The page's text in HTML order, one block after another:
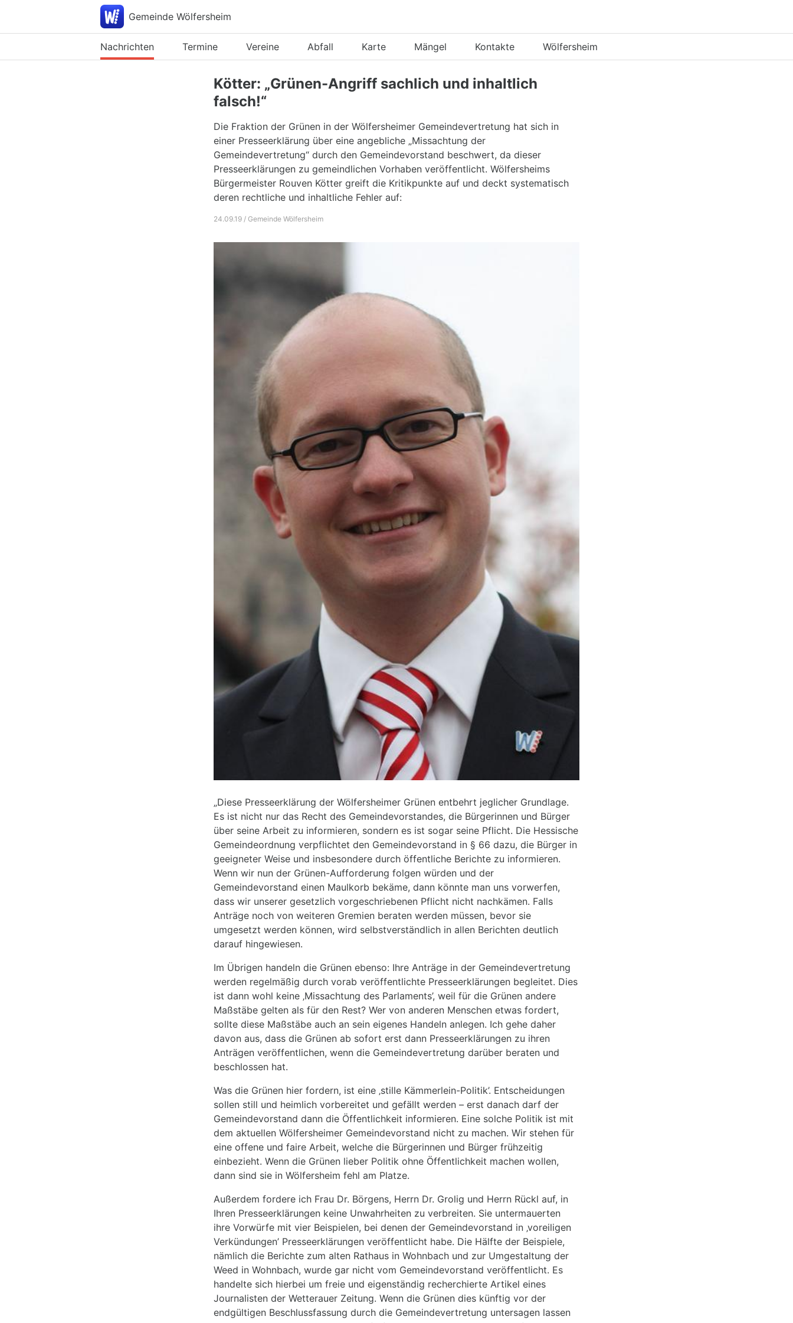
Gemeinde Wölfersheim
Nachrichten Termine Vereine Abfall Karte Mängel Kontakte Wölfersheim
Kötter: „Grünen-Angriff sachlich und inhaltlich
falsch!“
Die Fraktion der Grünen in der Wölfersheimer Gemeindevertretung hat sich in
einer Presseerklärung über eine angebliche „Missachtung der
Gemeindevertretung“ durch den Gemeindevorstand beschwert, da dieser
Presseerklärungen zu gemeindlichen Vorhaben veröffentlicht. Wölfersheims
Bürgermeister Rouven Kötter greift die Kritikpunkte auf und deckt systematisch
deren rechtliche und inhaltliche Fehler auf:
24.09.19 / Gemeinde Wölfersheim
„Diese Presseerklärung der Wölfersheimer Grünen entbehrt jeglicher Grundlage.
Es ist nicht nur das Recht des Gemeindevorstandes, die Bürgerinnen und Bürger
über seine Arbeit zu informieren, sondern es ist sogar seine Pflicht. Die Hessische
Gemeindeordnung verpflichtet den Gemeindevorstand in § 66 dazu, die Bürger in
geeigneter Weise und insbesondere durch öffentliche Berichte zu informieren.
Wenn wir nun der Grünen-Aufforderung folgen würden und der
Gemeindevorstand einen Maulkorb bekäme, dann könnte man uns vorwerfen,
dass wir unserer gesetzlich vorgeschriebenen Pflicht nicht nachkämen. Falls
Anträge noch von weiteren Gremien beraten werden müssen, bevor sie
umgesetzt werden können, wird selbstverständlich in allen Berichten deutlich
darauf hingewiesen.
Im Übrigen handeln die Grünen ebenso: Ihre Anträge in der Gemeindevertretung
werden regelmäßig durch vorab veröffentlichte Presseerklärungen begleitet. Dies
ist dann wohl keine ‚Missachtung des Parlaments’, weil für die Grünen andere
Maßstäbe gelten als für den Rest? Wer von anderen Menschen etwas fordert,
sollte diese Maßstäbe auch an sein eigenes Handeln anlegen. Ich gehe daher
davon aus, dass die Grünen ab sofort erst dann Presseerklärungen zu ihren
Anträgen veröffentlichen, wenn die Gemeindevertretung darüber beraten und
beschlossen hat.
Was die Grünen hier fordern, ist eine ‚stille Kämmerlein-Politik’. Entscheidungen
sollen still und heimlich vorbereitet und gefällt werden – erst danach darf der
Gemeindevorstand dann die Öffentlichkeit informieren. Eine solche Politik ist mit
dem aktuellen Wölfersheimer Gemeindevorstand nicht zu machen. Wir stehen für
eine offene und faire Arbeit, welche die Bürgerinnen und Bürger frühzeitig
einbezieht. Wenn die Grünen lieber Politik ohne Öffentlichkeit machen wollen,
dann sind sie in Wölfersheim fehl am Platze.
Außerdem fordere ich Frau Dr. Börgens, Herrn Dr. Grolig und Herrn Rückl auf, in
Ihren Presseerklärungen keine Unwahrheiten zu verbreiten. Sie untermauerten
ihre Vorwürfe mit vier Beispielen, bei denen der Gemeindevorstand in ‚voreiligen
Verkündungen’ Presseerklärungen veröffentlicht habe. Die Hälfte der Beispiele,
nämlich die Berichte zum alten Rathaus in Wohnbach und zur Umgestaltung der
Weed in Wohnbach, wurde gar nicht vom Gemeindevorstand veröffentlicht. Es
handelte sich hierbei um freie und eigenständig recherchierte Artikel eines
Journalisten der Wetterauer Zeitung. Wenn die Grünen dies künftig vor der
endgültigen Beschlussfassung durch die Gemeindevertretung untersagen lassen